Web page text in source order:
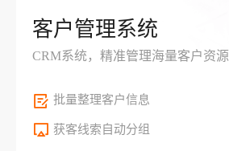
客户管理系统
CRM系统，精准管理海量客户资源
批量整理客户信息
获客线索自动分组